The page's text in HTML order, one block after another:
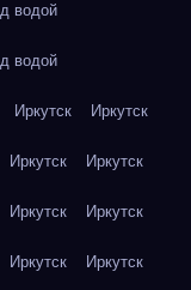
водой
водой
Иркутск Иркутск
Иркутск Иркутск
Иркутск Иркутск
Иркутск Иркутск